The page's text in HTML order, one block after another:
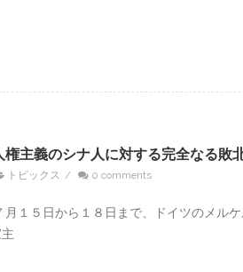
義のシナ人に対する完全なる敗
トピックス / 0 comments
月１５日から１８日まで、ドイツのメル